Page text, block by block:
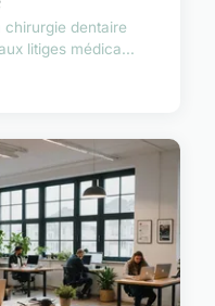
chirurgie dentaire
litiges médica...